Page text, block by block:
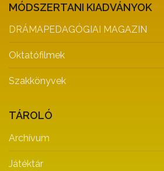
MÓDSZERTANI KIADVÁNYOK
DRÁMAPEDAGÓGIAI MAGAZIN
Oktatófilmek
Szakkönyvek
TÁROLÓ
Archívum
Játéktár